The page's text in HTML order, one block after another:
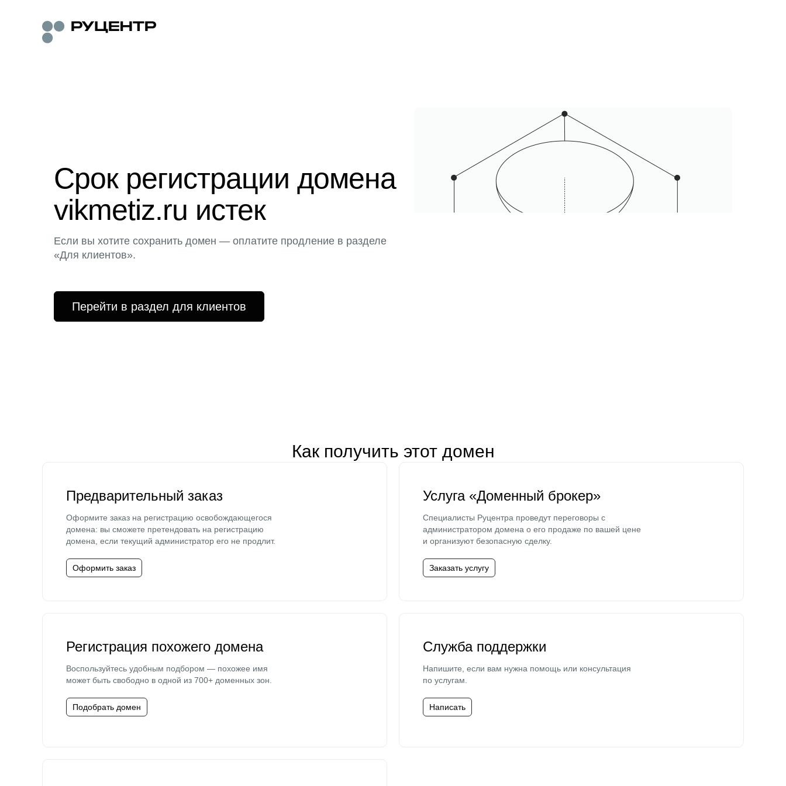
Срок регистрации домена
vikmetiz.ru истек
Если вы хотите сохранить домен — оплатите продление в разделе
«Для клиентов».
Перейти в раздел для клиентов
Как получить этот домен
Предварительный заказ
Оформите заказ на регистрацию освобождающегося
домена: вы сможете претендовать на регистрацию
домена, если текущий администратор его не продлит.
Оформить заказ
Услуга «Доменный брокер»
Специалисты Руцентра проведут переговоры с
администратором домена о его продаже по вашей цене
и организуют безопасную сделку.
Заказать услугу
Регистрация похожего домена
Воспользуйтесь удобным подбором — похожее имя
может быть свободно в одной из 700+ доменных зон.
Подобрать домен
Служба поддержки
Напишите, если вам нужна помощь или консультация
по услугам.
Написать